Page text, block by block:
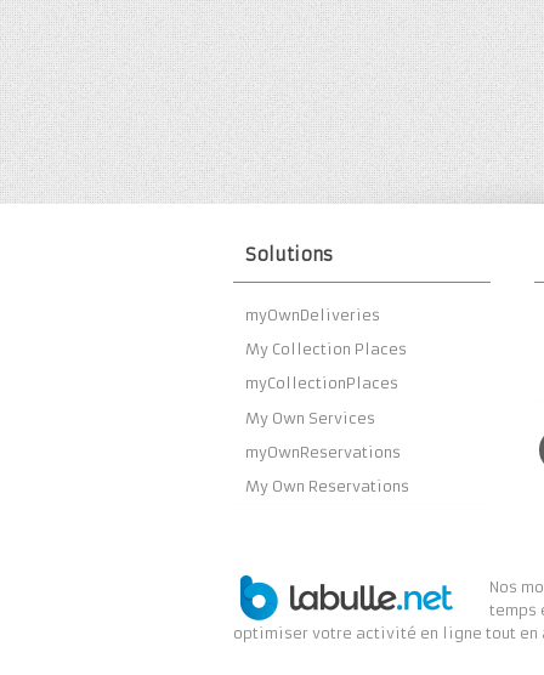
Solutions
myOwnDeliveries
My Collection Places
myCollectionPlaces
My Own Services
myOwnReservations
My Own Reservations
Nos
temps
optimiser votre activité en ligne tout en